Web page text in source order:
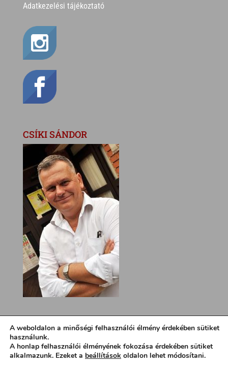
Adatkezelési tájékoztató
CSÍKI SÁNDOR
A weboldalon a minőségi felhasználói élmény érdekében sütiket
használunk.
A honlap felhasználói élményének fokozása érdekében sütiket
alkalmazunk. Ezeket a beállítások oldalon lehet módosítani.